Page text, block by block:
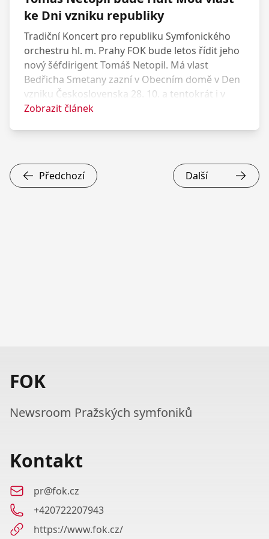
ke Dni vzniku republiky
Tradiční Koncert pro republiku Symfonického
orchestru hl. m. Prahy FOK bude letos řídit jeho
nový šéfdirigent Tomáš Netopil. Má vlast
Bedřicha Smetany zazní v Obecním domě v Den
vzniku Československa 28. 10. a tentokrát i v
jeho předvečer 27. 10.
Zobrazit článek
Předchozí Další
FOK
Newsroom Pražských symfoniků
Kontakt
pr@fok.cz
+420722207943
https://www.fok.cz/